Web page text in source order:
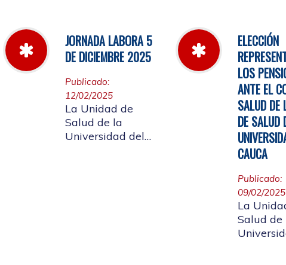
universitaria
afiliada, y a la
ciudadanía en
general, que se
aplaza el evento
de Rendición de
Cuentas año 2025
marzo
jueves 26
marzo
JORNADA LABORA 5
DE DICIEMBRE 2025
Publicado:
12/02/2025
La Unidad de
Salud de la
Universidad del
ELECCIÓN
LOS
ANTE EL
SALUD DE
DE SALUD
CAUCA
Publicado:
09/02/2025
La Unidad
Salud de